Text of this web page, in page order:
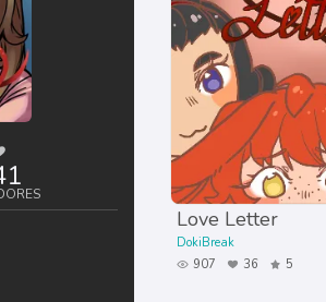
Love Letter
DokiBreak
907
36 5